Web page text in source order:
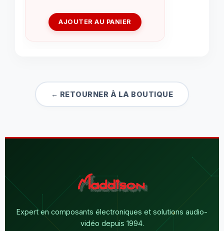
AJOUTER AU PANIER
← RETOURNER À LA BOUTIQUE
Expert en composants électroniques et solutions audio-
vidéo depuis 1994.